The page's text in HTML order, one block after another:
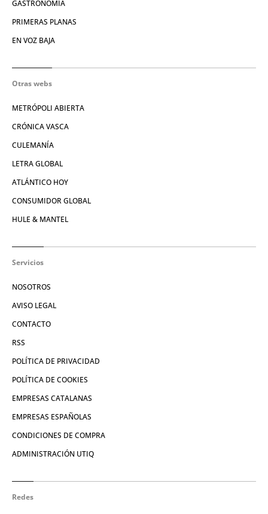
GASTRONOMÍA
PRIMERAS PLANAS
EN VOZ BAJA
Otras webs
METRÓPOLI ABIERTA
CRÓNICA VASCA
CULEMANÍA
LETRA GLOBAL
ATLÁNTICO HOY
CONSUMIDOR GLOBAL
HULE & MANTEL
Servicios
NOSOTROS
AVISO LEGAL
CONTACTO
RSS
POLÍTICA DE PRIVACIDAD
POLÍTICA DE COOKIES
EMPRESAS CATALANAS
EMPRESAS ESPAÑOLAS
CONDICIONES DE COMPRA
ADMINISTRACIÓN UTIQ
Redes